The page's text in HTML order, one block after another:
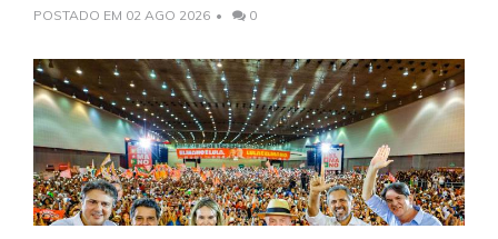
POSTADO EM 02 AGO 2026 0